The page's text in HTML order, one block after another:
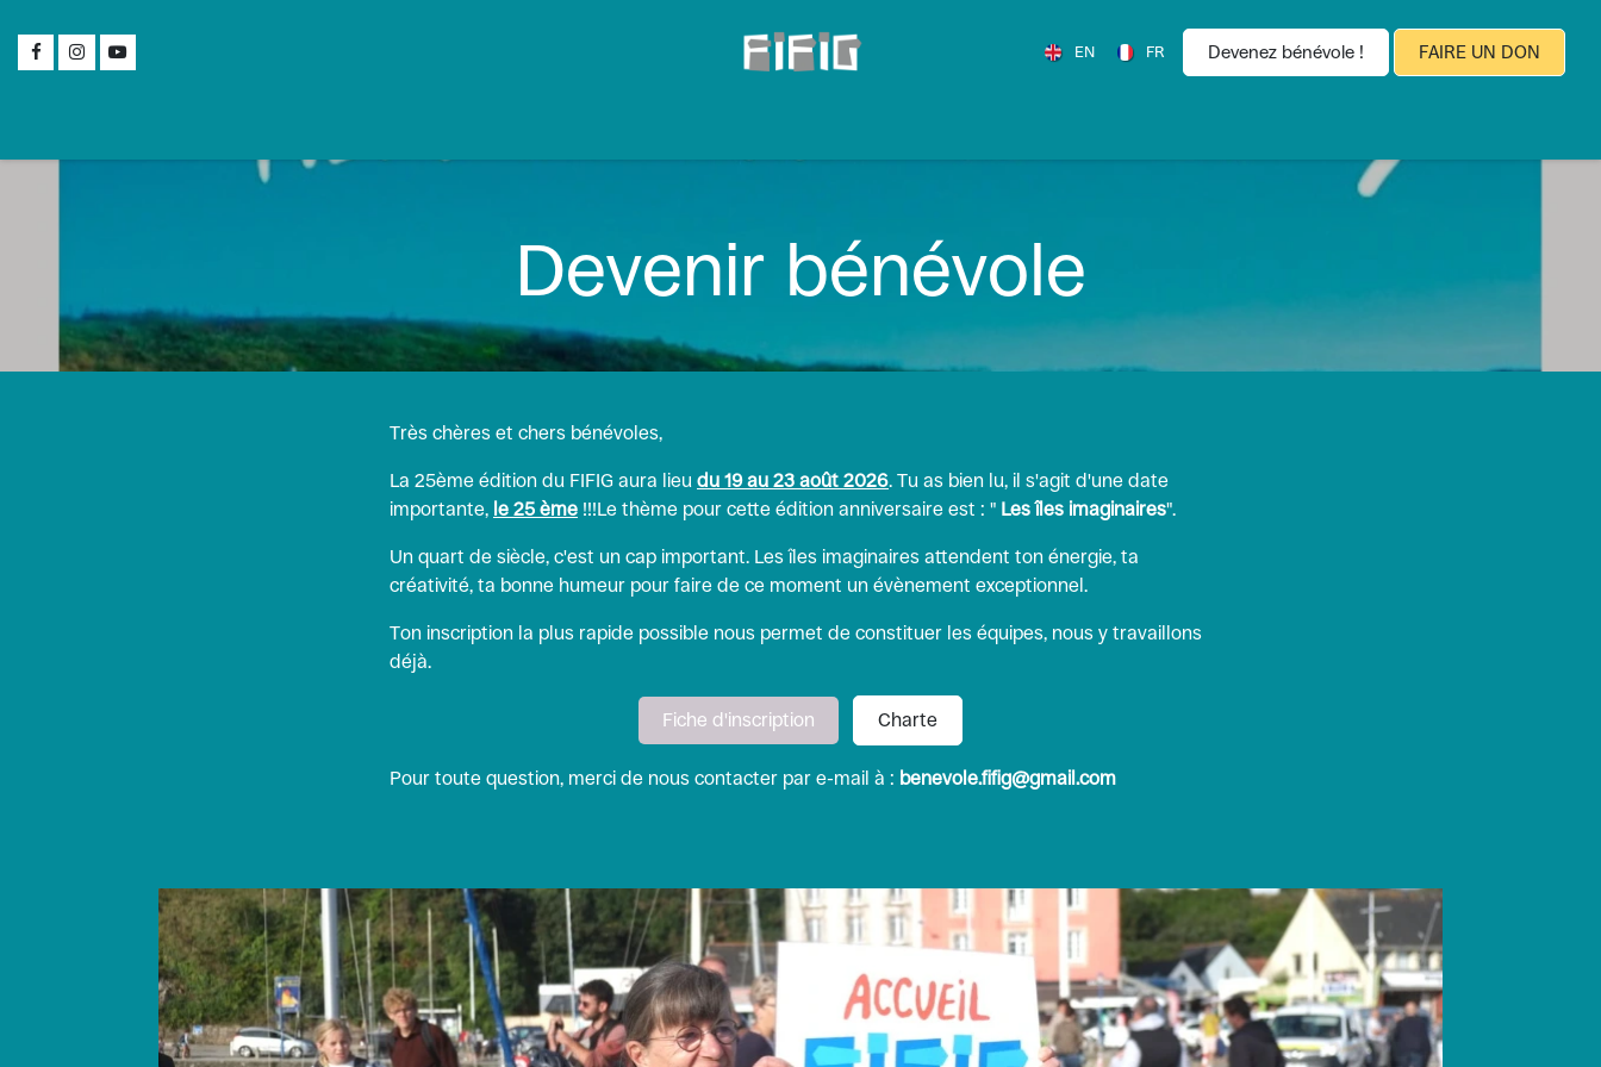
EN FR Devenez bénévole ! FAIRE UN DON
Devenir bénévole
Très chères et chers bénévoles,
La 25ème édition du FIFIG aura lieu du 19 au 23 août 2026. Tu as bien lu, il s'agit d'une date
importante, le 25 ème !!!Le thème pour cette édition anniversaire est : " Les îles imaginaires".
Un quart de siècle, c'est un cap important. Les îles imaginaires attendent ton énergie, ta
créativité, ta bonne humeur pour faire de ce moment un évènement exceptionnel.
Ton inscription la plus rapide possible nous permet de constituer les équipes, nous y travaillons
déjà.
Fiche d'inscription Charte
Pour toute question, merci de nous contacter par e-mail à : benevole.fifig@gmail.com